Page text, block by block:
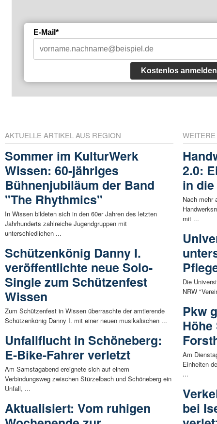
E-Mail*
Kostenlos anmelden
AKTUELLE ARTIKEL AUS REGION
Sommer im KulturWerk
Wissen: 60-jähriges
Bühnenjubiläum der Band
"The Rhythmics"
In Wissen bildeten sich in den 60er Jahren des letzten
Jahrhunderts zahlreiche Jugendgruppen mit
unterschiedlichen ...
Schützenkönig Danny I.
veröffentlichte neue Solo-
Single zum Schützenfest
Wissen
Zum Schützenfest in Wissen überraschte der amtierende
Schützenkönig Danny I. mit einer neuen musikalischen ...
Unfallflucht in Schöneberg:
E-Bike-Fahrer verletzt
Am Samstagabend ereignete sich auf einem
Verbindungsweg zwischen Stürzelbach und Schöneberg ein
Unfall, ...
Aktualisiert: Vom ruhigen
2.0:
in
Nach mehr
mit ...
Die
NRW
Pkw
Am
Einheiten
...
bei